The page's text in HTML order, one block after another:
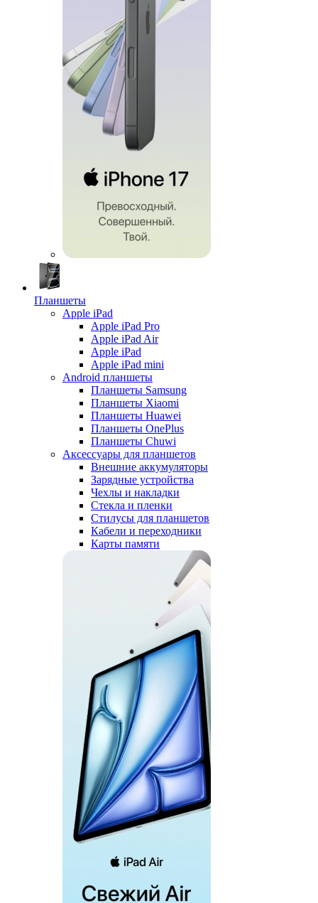
Планшеты
Apple iPad
Apple iPad Pro
Apple iPad Air
Apple iPad
Apple iPad mini
Android планшеты
Планшеты Samsung
Планшеты Xiaomi
Планшеты Huawei
Планшеты OnePlus
Планшеты Chuwi
Аксессуары для планшетов
Внешние аккумуляторы
Зарядные устройства
Чехлы и накладки
Стекла и пленки
Стилусы для планшетов
Кабели и переходники
Карты памяти